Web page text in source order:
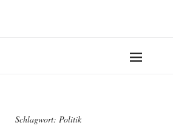
Schlagwort: Politik